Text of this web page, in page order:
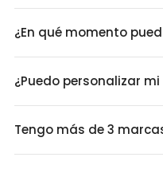
¿En qué momento
¿Puedo personalizar
Tengo más de 3